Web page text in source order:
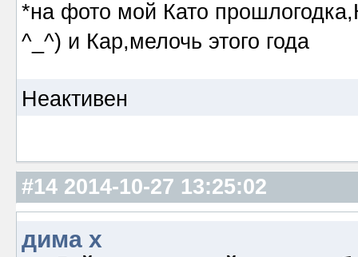
*на фото мой Като
^_^) и Кар,мелочь этого года
Неактивен
#14 2014-10-27 13:25:02
дима х